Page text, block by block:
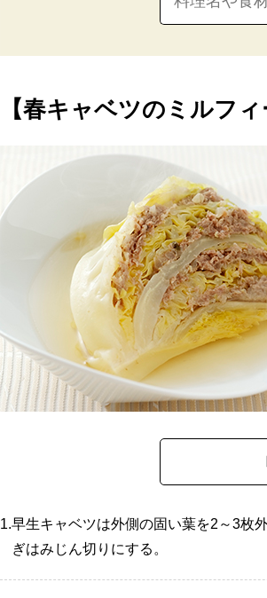
【春キャベツのミルフ
1.早生キャベツは外側の固い葉を2～3枚
ぎはみじん切りにする。